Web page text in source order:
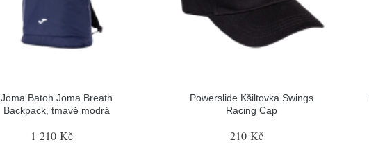
Joma Batoh Joma Breath
Backpack, tmavě modrá
1 210 Kč
Powerslide Kšiltovka Swings
Racing Cap
210 Kč